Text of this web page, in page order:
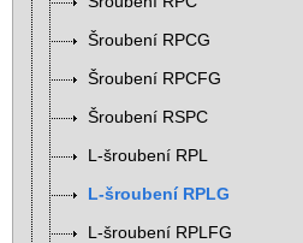
Šroubení RPCG
Šroubení RPCFG
Šroubení RSPC
L-šroubení RPL
L-šroubení RPLG
L-šroubení RPLFG